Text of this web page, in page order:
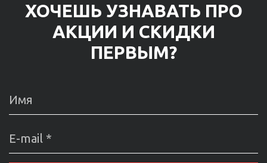
ХОЧЕШЬ УЗНАВАТЬ ПРО
АКЦИИ И СКИДКИ
ПЕРВЫМ?